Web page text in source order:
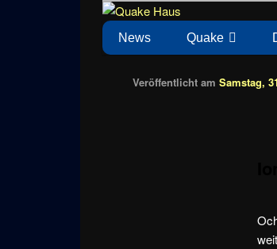
Quake Haus
News zu Quake, Doom, FPS,
Hauptmenü
News Quake
Veröffentlicht amSamstag,